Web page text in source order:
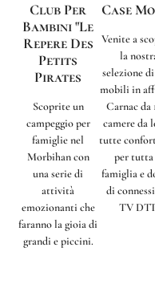
Club Per
Bambini "Le
Repere Des
Petits
Pirates
Scoprite un
campeggio per
famiglie nel
Morbihan con
una serie di
attività
emozionanti che
faranno la gioia di
grandi e piccini.
Case
Venite a
la
selezione di
mobili in
Carnac da
camere da
tutte
per tutta
famiglia e
di
TV